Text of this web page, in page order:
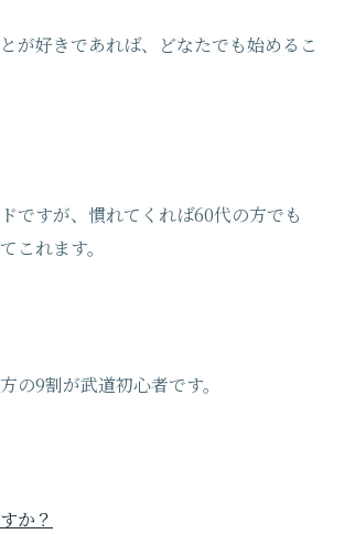
が好きであれば、どなたでも始めるこ
ですが、慣れてくれば60代の方でも
これます。
の9割が武道初心者です。
か？